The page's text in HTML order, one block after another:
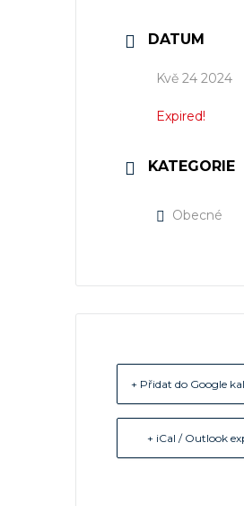
DATUM
Kvě 24 2024
Expired!
KATEGORIE
Obecné
+ Přidat do Google
+ iCal / Outlook